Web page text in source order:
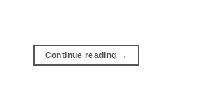
Continue reading →